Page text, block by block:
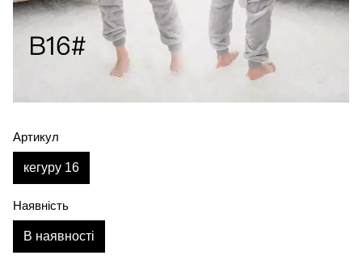
Артикул
кегуру 16
Наявність
В наявності